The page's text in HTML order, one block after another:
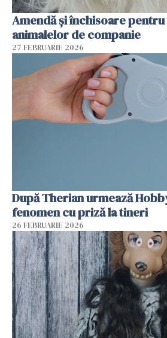
Amendă și închisoare
animalelor de companie
27 FEBRUARIE 2026
După Therian urmează
fenomen cu priză la tineri
26 FEBRUARIE 2026